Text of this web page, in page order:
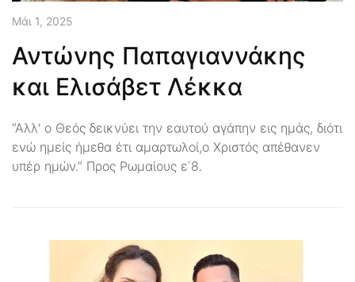
Μάι 1, 2025
Αντώνης Παπαγιαννάκης
και Ελισάβετ Λέκκα
”Αλλ' ο Θεός δεικνύει την εαυτού αγάπην εις ημάς, διότι
ενώ ημείς ήμεθα έτι αμαρτωλοί,ο Χριστός απέθανεν
υπέρ ημών.” Προς Ρωμαίους ε΄8.